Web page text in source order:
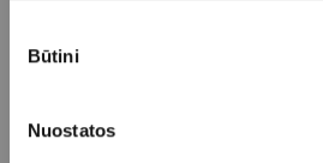
pasirinkimas
Būtini
Nuostatos
tyrimą